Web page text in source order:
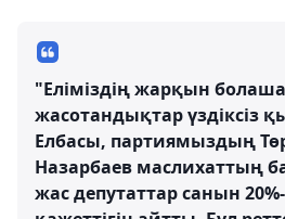
"Еліміздің жарқын
жасотандықтар үздіксіз
Елбасы, партиямыздың
Назарбаев маслихаттың
жас депутаттар санын